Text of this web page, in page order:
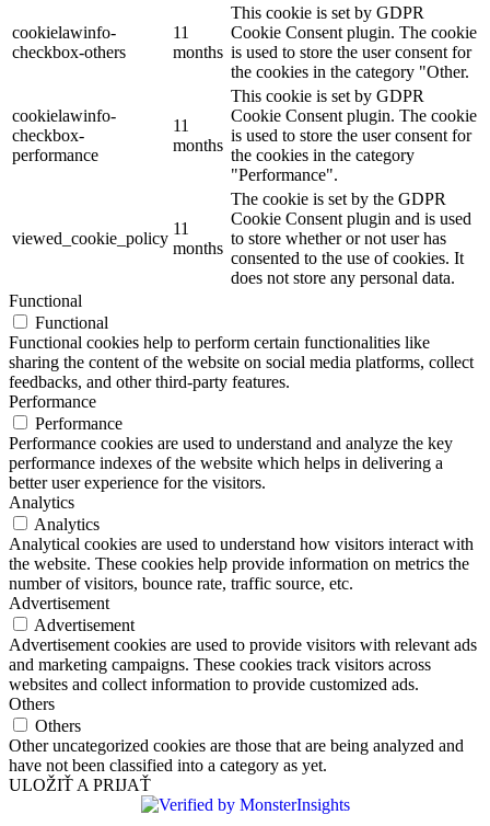
cookielawinfo-
checkbox-others
11
months
This cookie is set by GDPR
Cookie Consent plugin. The cookie
is used to store the user consent for
the cookies in the category "Other.
cookielawinfo-
checkbox-
performance
11
months
This cookie is set by GDPR
Cookie Consent plugin. The cookie
is used to store the user consent for
the cookies in the category
"Performance".
viewed_cookie_policy
11
months
The cookie is set by the GDPR
Cookie Consent plugin and is used
to store whether or not user has
consented to the use of cookies. It
does not store any personal data.
Functional
Functional
Functional cookies help to perform certain functionalities like
sharing the content of the website on social media platforms, collect
feedbacks, and other third-party features.
Performance
Performance
Performance cookies are used to understand and analyze the key
performance indexes of the website which helps in delivering a
better user experience for the visitors.
Analytics
Analytics
Analytical cookies are used to understand how visitors interact with
the website. These cookies help provide information on metrics the
number of visitors, bounce rate, traffic source, etc.
Advertisement
Advertisement
Advertisement cookies are used to provide visitors with relevant ads
and marketing campaigns. These cookies track visitors across
websites and collect information to provide customized ads.
Others
Others
Other uncategorized cookies are those that are being analyzed and
have not been classified into a category as yet.
ULOŽIŤ A PRIJAŤ